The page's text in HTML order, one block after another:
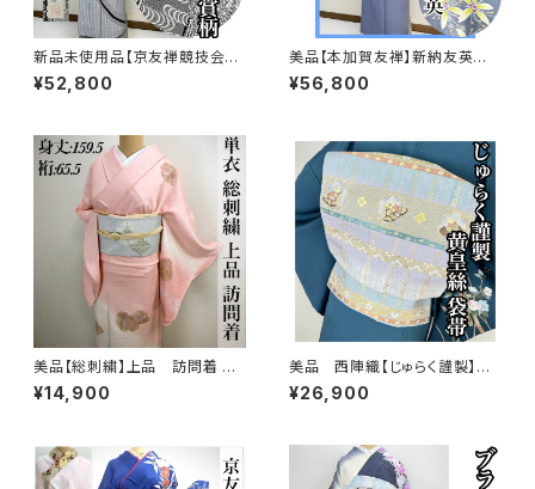
新品未使用品【京友禅競技会大
会受賞柄】正絹 袷 訪問着s758
¥52,800
美品【本加賀友禅】新納友英
紬 訪問着 正絹 袷s665
¥56,800
美品【総刺繍】上品 訪問着 単
衣 s182
¥14,900
美品 西陣織【じゅらく謹製】黄
皇絲 落款 正絹 袋帯s762
¥26,900